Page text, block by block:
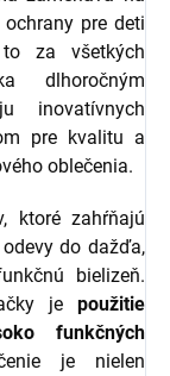
pre deti
za všetkých
dlhoročným
inovatívnych
pre kvalitu a
oblečenia.
ktoré zahŕňajú
do dažďa,
bielizeň.
je použitie
funkčných
je nielen